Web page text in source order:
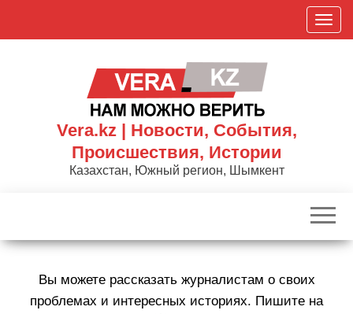
П
о
к
р
Vera.kz | Новости, События,
Происшествия, Истории
Казахстан, Южный регион, Шымкент
Вы можете рассказать журналистам о своих
проблемах и интересных историях. Пишите на